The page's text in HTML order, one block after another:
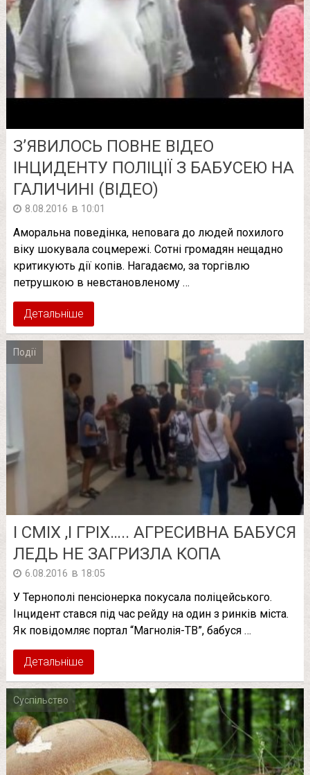
З’ЯВИЛОСЬ ПОВНЕ ВІДЕО
ІНЦИДЕНТУ ПОЛІЦІЇ З БАБУСЕЮ НА
ГАЛИЧИНІ (ВІДЕО)
8.08.2016 в 10:01
Аморальна поведінка, неповага до людей похилого
віку шокувала соцмережі. Сотні громадян нещадно
критикують дії копів. Нагадаємо, за торгівлю
петрушкою в невстановленому …
Детальніше
Події
І СМІХ ,І ГРІХ….. АГРЕСИВНА БАБУСЯ
ЛЕДЬ НЕ ЗАГРИЗЛА КОПА
6.08.2016 в 18:05
У Тернополі пенсіонерка покусала поліцейського.
Інцидент стався під час рейду на один з ринків міста.
Як повідомляє портал “Магнолія-ТВ”, бабуся …
Детальніше
Суспільство